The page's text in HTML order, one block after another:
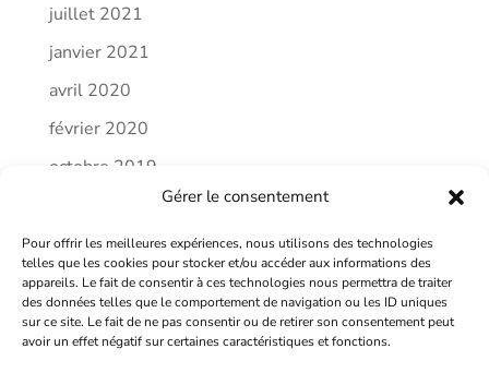
Gérer le consentement
Pour offrir les meilleures expériences, nous utilisons des technologies
telles que les cookies pour stocker et/ou accéder aux informations des
appareils. Le fait de consentir à ces technologies nous permettra de traiter
des données telles que le comportement de navigation ou les ID uniques
sur ce site. Le fait de ne pas consentir ou de retirer son consentement peut
avoir un effet négatif sur certaines caractéristiques et fonctions.
juillet 2021
janvier 2021
avril 2020
février 2020
octobre 2019
septembre 2019
Catégories
communication publique
humeur